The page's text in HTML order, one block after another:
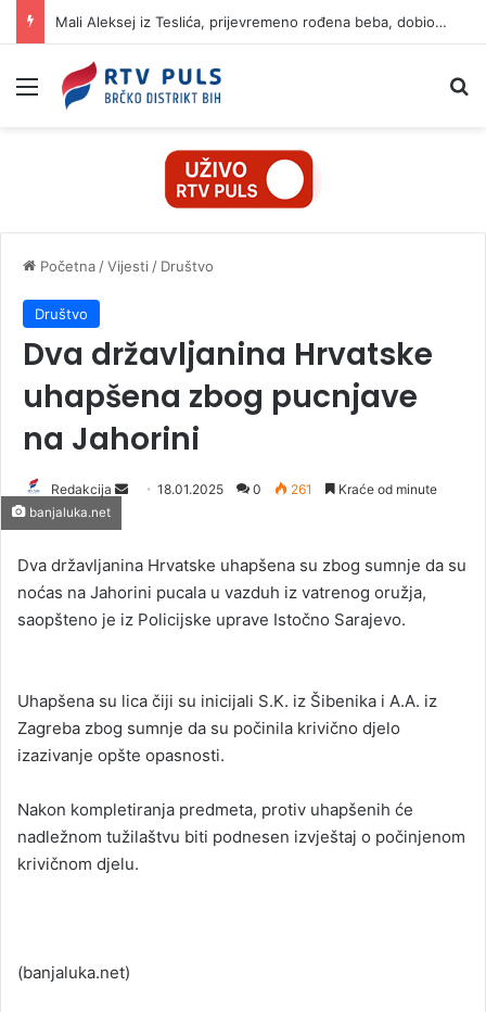
Mali Aleksej iz Teslića, prijevremeno rođena beba, dobio životnu bitku na UKC-u Srpske
Izbornik
Početna /Vijesti / Društvo
Društvo
Dva državljanina Hrvatske
uhapšena zbog pucnjave
na Jahorini
Redakcija
d
a
n
a
i
l
18.01.2025 0 261 Kraće od minute
banjaluka.net
Dva državljanina Hrvatske uhapšena su zbog sumnje da su
noćas na Jahorini pucala u vazduh iz vatrenog oružja,
saopšteno je iz Policijske uprave Istočno Sarajevo.
Uhapšena su lica čiji su inicijali S.K. iz Šibenika i A.A. iz
Zagreba zbog sumnje da su počinila krivično djelo
izazivanje opšte opasnosti.
Nakon kompletiranja predmeta, protiv uhapšenih će
nadležnom tužilaštvu biti podnesen izvještaj o počinjenom
krivičnom djelu.
(banjaluka.net)